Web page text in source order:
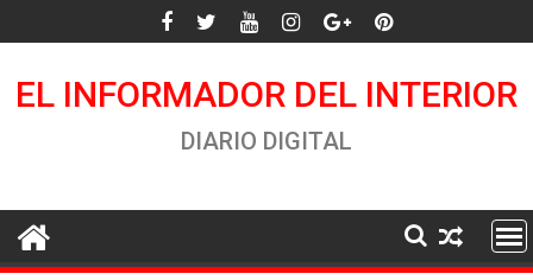
al
EL INFORMADOR DEL INTERIOR
DIARIO DIGITAL